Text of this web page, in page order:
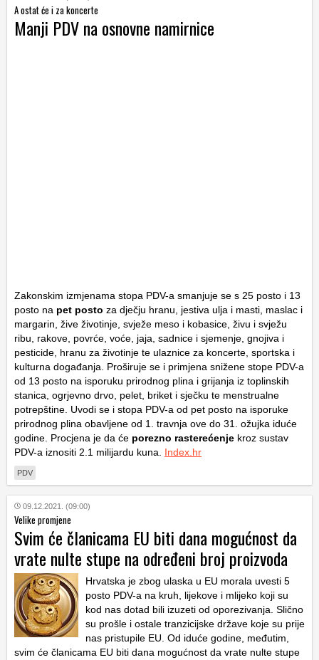
A ostat će i za koncerte
Manji PDV na osnovne namirnice
Zakonskim izmjenama stopa PDV-a smanjuje se s 25 posto i 13
posto na pet posto za dječju hranu, jestiva ulja i masti, maslac i
margarin, žive životinje, svježe meso i kobasice, živu i svježu
ribu, rakove, povrće, voće, jaja, sadnice i sjemenje, gnojiva i
pesticide, hranu za životinje te ulaznice za koncerte, sportska i
kulturna događanja. Proširuje se i primjena snižene stope PDV-a
od 13 posto na isporuku prirodnog plina i grijanja iz toplinskih
stanica, ogrjevno drvo, pelet, briket i sječku te menstrualne
potrepštine. Uvodi se i stopa PDV-a od pet posto na isporuke
prirodnog plina obavljene od 1. travnja ove do 31. ožujka iduće
godine. Procjena je da će porezno rasterećenje kroz sustav
PDV-a iznositi 2.1 milijardu kuna. Index.hr
PDV
09.12.2021. (09:00)
Velike promjene
Svim će članicama EU biti dana mogućnost da
vrate nulte stupe na određeni broj proizvoda
Hrvatska je zbog ulaska u EU morala uvesti 5
posto PDV-a na kruh, lijekove i mlijeko koji su
kod nas dotad bili izuzeti od oporezivanja. Slično
su prošle i ostale tranzicijske države koje su prije
nas pristupile EU. Od iduće godine, međutim,
svim će članicama EU biti dana mogućnost da vrate nulte stupe